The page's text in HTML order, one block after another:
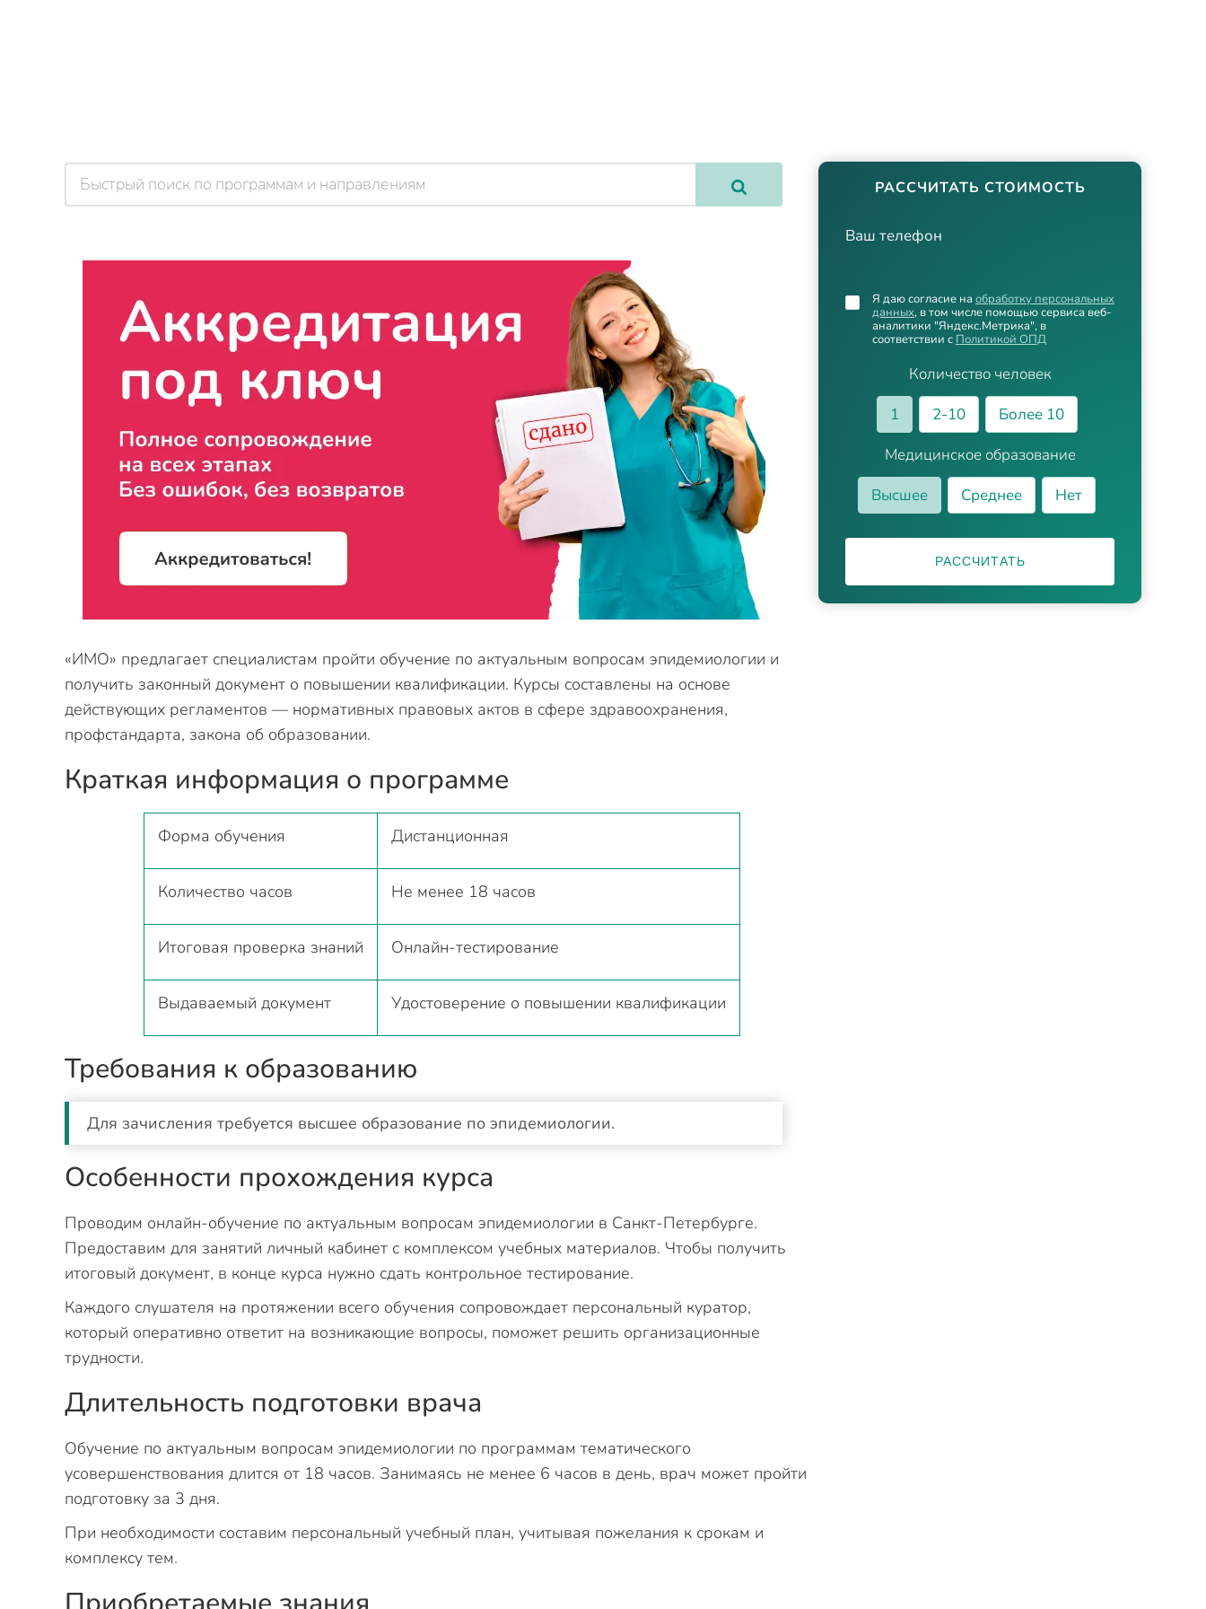
РАССЧИТАТЬ СТОИМОСТЬ
Ваш телефон
Количество человек
1
2-10
Более 10
Медицинское образование
Высшее
Среднее Нет
Я даю согласие на обработку персональных
данных, в том числе помощью сервиса веб-
аналитики "Яндекс.Метрика", в
соответствии с Политикой ОПД
РАССЧИТАТЬ
«ИМО» предлагает специалистам пройти обучение по актуальным вопросам эпидемиологии и
получить законный документ о повышении квалификации. Курсы составлены на основе
действующих регламентов — нормативных правовых актов в сфере здравоохранения,
профстандарта, закона об образовании.
Краткая информация о программе
Форма обучения Дистанционная
Количество часов Не менее 18 часов
Итоговая проверка знаний Онлайн-тестирование
Выдаваемый документ Удостоверение о повышении квалификации
Требования к образованию
Для зачисления требуется высшее образование по эпидемиологии.
Особенности прохождения курса
Проводим онлайн-обучение по актуальным вопросам эпидемиологии в Санкт-Петербурге.
Предоставим для занятий личный кабинет с комплексом учебных материалов. Чтобы получить
итоговый документ, в конце курса нужно сдать контрольное тестирование.
Каждого слушателя на протяжении всего обучения сопровождает персональный куратор,
который оперативно ответит на возникающие вопросы, поможет решить организационные
трудности.
Длительность подготовки врача
Обучение по актуальным вопросам эпидемиологии по программам тематического
усовершенствования длится от 18 часов. Занимаясь не менее 6 часов в день, врач может пройти
подготовку за 3 дня.
При необходимости составим персональный учебный план, учитывая пожелания к срокам и
комплексу тем.